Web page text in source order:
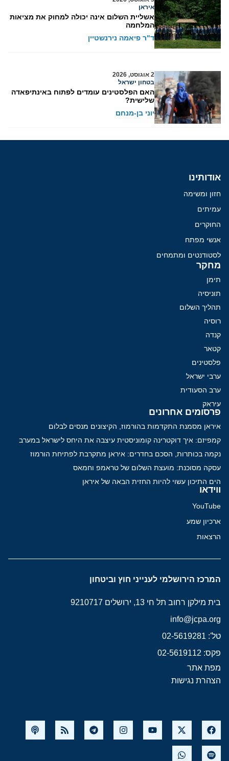
איראן
אשליית השלום אינה יכולה למחוק את מציאות
המלחמה
ד"ר פיאמה נירנשטיין
2 אוגוסט, 2026
בטחון ישראל
האם הפלסטינים עומדים לפתוח באינתיפאדה
שלישית?
יוני בן-מנחם
אודותינו
חזון ומשימה
עמיתים
החוקרים
אנשי מפתח
לסטודנטים ומתמחים
מחקר
תימן
תוניסיה
תהליך השלום
רוסיה
קנדה
קטאר
פלסטינים
ערבי ישראל
ערב הסעודית
עיראק
פרסומים אחרונים
איראן מסמנת התקדמות בהורמוז, הקיצונים מנסים לבלום
קמפיזם: איך דוקטרינה קומוניסטית עיצבה את היחס לישראל במערב
נקמה בכותרות, הסכם בחדרים: איראן מתקרבת לפתיחת הורמוז
עסקה מסוכנת: מועצת השלום של טראמפ וחמאס
הים התיכון עשוי להיות החזית הבאה של איראן
ווידאו
YouTube
ארכיון שמע
הרצאות
המרכז הירושלמי לענייני חוץ וביטחון
בית מילקן רחוב תל חי 13, ירושלים 9210717
info@jcpa.org
טל': 02-5619281
פקס: 02-5619112
מפת אתר
הצהרת נגישות